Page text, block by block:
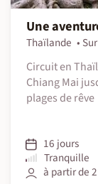
Une
Thaïlande
Circuit en
Chiang Mai
plages de rêve
16 jours
Tranquille
à partir de